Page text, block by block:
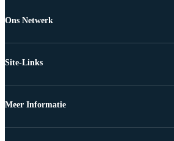
Ons Netwerk
Site-Links
Meer Informatie